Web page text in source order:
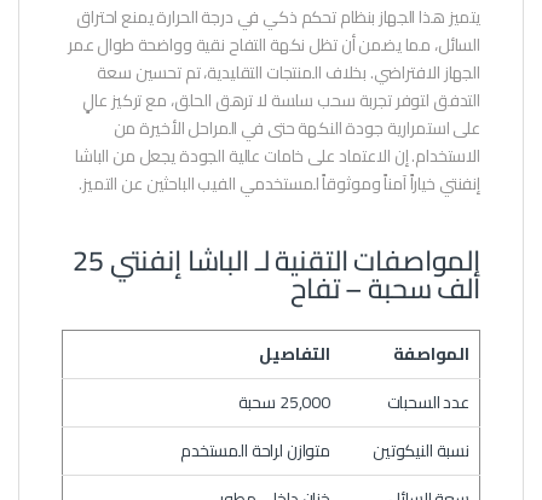
يتميز هذا الجهاز بنظام تحكم ذكي في درجة الحرارة يمنع احتراق
السائل، مما يضمن أن تظل نكهة التفاح نقية وواضحة طوال عمر
الجهاز الافتراضي. بخلاف المنتجات التقليدية، تم تحسين سعة
التدفق لتوفر تجربة سحب سلسة لا ترهق الحلق، مع تركيز عالٍ
على استمرارية جودة النكهة حتى في المراحل الأخيرة من
الاستخدام. إن الاعتماد على خامات عالية الجودة يجعل من الباشا
إنفنتي خياراً آمناً وموثوقاً لمستخدمي الفيب الباحثين عن التميز.
المواصفات التقنية لـ الباشا إنفنتي 25
ألف سحبة – تفاح
المواصفة
التفاصيل
عدد السحبات
25,000 سحبة
نسبة النيكوتين
متوازن لراحة المستخدم